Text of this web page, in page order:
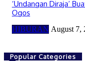
‘Undangan Diraja’
Ogos
HIBURAN August 7,
Popular Categories